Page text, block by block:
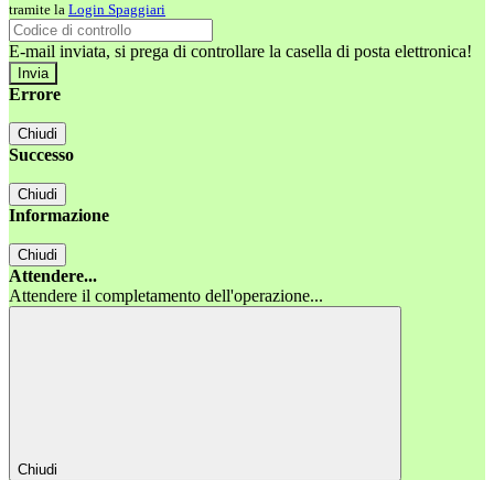
tramite la Login Spaggiari
E-mail inviata, si prega di controllare la casella di posta elettronica!
Errore
Chiudi
Successo
Chiudi
Informazione
Chiudi
Attendere...
Attendere il completamento dell'operazione...
Chiudi